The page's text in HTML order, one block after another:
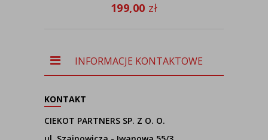
199,00 zł
INFORMACJE KONTAKTOWE
KONTAKT
CIEKOT PARTNERS SP. Z O. O.